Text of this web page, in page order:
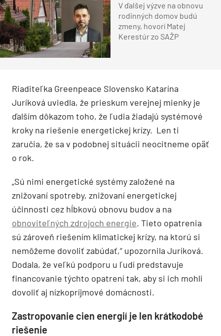
V ďalšej výzve na obnovu
rodinných domov budú
zmeny, hovorí Matej
Kerestúr zo SAŽP
Riaditeľka Greenpeace Slovensko Katarína
Juríková uviedla, že prieskum verejnej mienky je
ďalším dôkazom toho, že ľudia žiadajú systémové
kroky na riešenie energetickej krízy. Len ti
zaručia, že sa v podobnej situácii neocitneme opäť
o rok.
„Sú nimi energetické systémy založené na
znižovaní spotreby, znižovaní energetickej
účinnosti cez hĺbkovú obnovu budov a na
obnoviteľných zdrojoch energie. Tieto opatrenia
sú zároveň riešením klimatickej krízy, na ktorú si
nemôžeme dovoliť zabúdať,“ upozornila Juríková.
Dodala, že veľkú podporu u ľudí predstavuje
financovanie týchto opatrení tak, aby si ich mohli
dovoliť aj nízkopríjmové domácnosti.
Zastropovanie cien energií je len krátkodobé
riešenie